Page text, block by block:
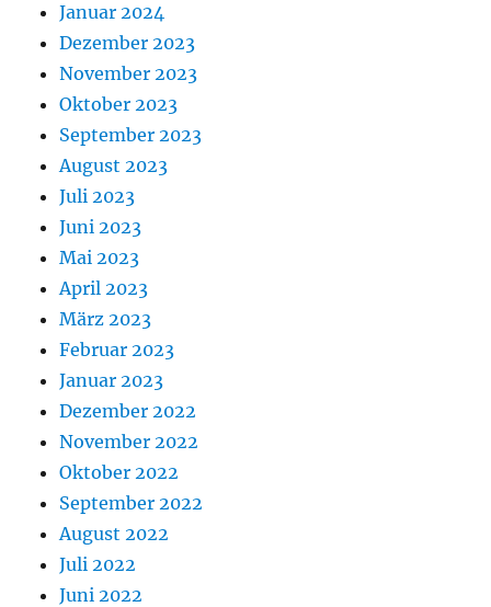
Januar 2024
Dezember 2023
November 2023
Oktober 2023
September 2023
August 2023
Juli 2023
Juni 2023
Mai 2023
April 2023
März 2023
Februar 2023
Januar 2023
Dezember 2022
November 2022
Oktober 2022
September 2022
August 2022
Juli 2022
Juni 2022